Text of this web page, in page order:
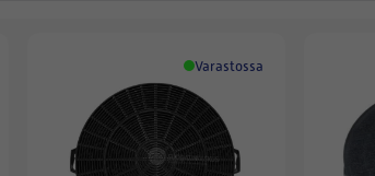
Varastossa